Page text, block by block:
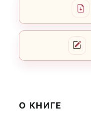
О КНИГЕ